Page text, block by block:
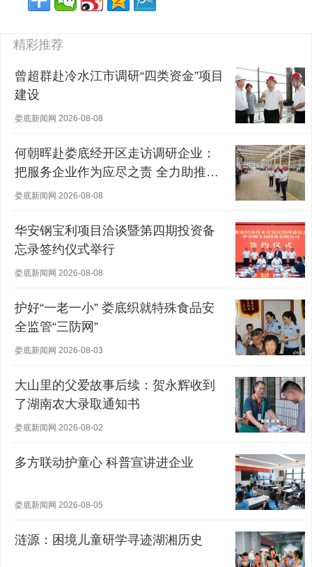
精彩推荐
曾超群赴冷水江市调研“四类资金”项目
建设
娄底新闻网 2026-08-08
何朝晖赴娄底经开区走访调研企业：
把服务企业作为应尽之责 全力助推经
营主体稳健发展
娄底新闻网 2026-08-08
华安钢宝利项目洽谈暨第四期投资备
忘录签约仪式举行
娄底新闻网 2026-08-08
护好“一老一小” 娄底织就特殊食品安
全监管“三防网”
娄底新闻网 2026-08-03
大山里的父爱故事后续：贺永辉收到
了湖南农大录取通知书
娄底新闻网 2026-08-02
多方联动护童心 科普宣讲进企业
娄底新闻网 2026-08-05
涟源：困境儿童研学寻迹湖湘历史